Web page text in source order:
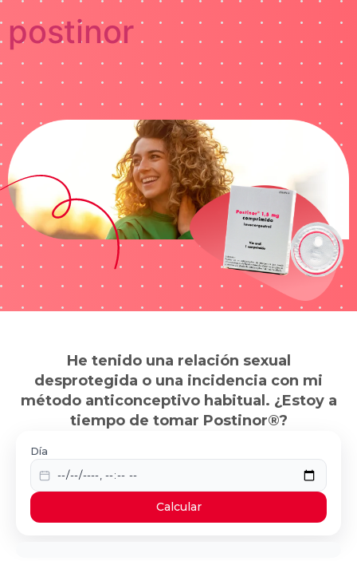
postinor
He tenido una relación sexual
desprotegida o una incidencia con mi
método anticonceptivo habitual. ¿Estoy a
tiempo de tomar Postinor®?
Día
Calcular